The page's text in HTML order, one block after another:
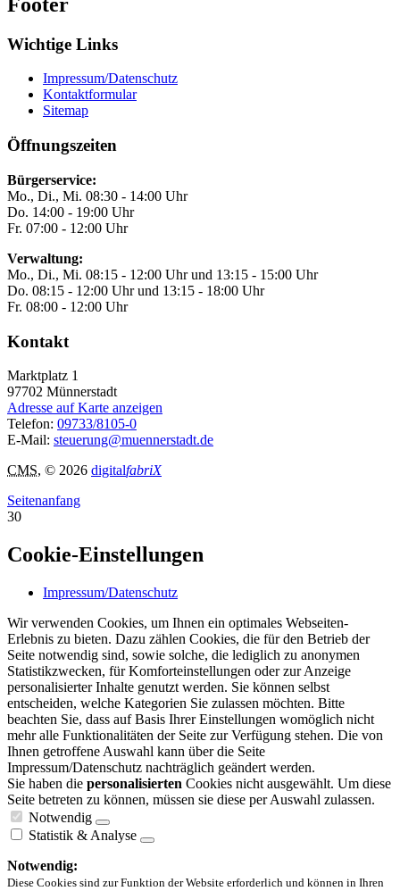
Wichtige Links
Impressum/Datenschutz
Kontaktformular
Sitemap
Öffnungszeiten
Bürgerservice:
Mo., Di., Mi. 08:30 - 14:00 Uhr
Do. 14:00 - 19:00 Uhr
Fr. 07:00 - 12:00 Uhr
Verwaltung:
Mo., Di., Mi. 08:15 - 12:00 Uhr und 13:15 - 15:00 Uhr
Do. 08:15 - 12:00 Uhr und 13:15 - 18:00 Uhr
Fr. 08:00 - 12:00 Uhr
Kontakt
Marktplatz 1
97702 Münnerstadt
Adresse auf Karte anzeigen
Telefon: 09733/8105-0
E-Mail: steuerung@muennerstadt.de
CMS, © 2026 digitalfabriX
Seitenanfang
30
Cookie-Einstellungen
Impressum/Datenschutz
Wir verwenden Cookies, um Ihnen ein optimales Webseiten-
Erlebnis zu bieten. Dazu zählen Cookies, die für den Betrieb der
Seite notwendig sind, sowie solche, die lediglich zu anonymen
Statistikzwecken, für Komforteinstellungen oder zur Anzeige
personalisierter Inhalte genutzt werden. Sie können selbst
entscheiden, welche Kategorien Sie zulassen möchten. Bitte
beachten Sie, dass auf Basis Ihrer Einstellungen womöglich nicht
mehr alle Funktionalitäten der Seite zur Verfügung stehen. Die von
Ihnen getroffene Auswahl kann über die Seite
Impressum/Datenschutz nachträglich geändert werden.
Sie haben die personalisierten Cookies nicht ausgewählt. Um diese
Seite betreten zu können, müssen sie diese per Auswahl zulassen.
Notwendig
Statistik & Analyse
Notwendig:
Diese Cookies sind zur Funktion der Website erforderlich und können in Ihren